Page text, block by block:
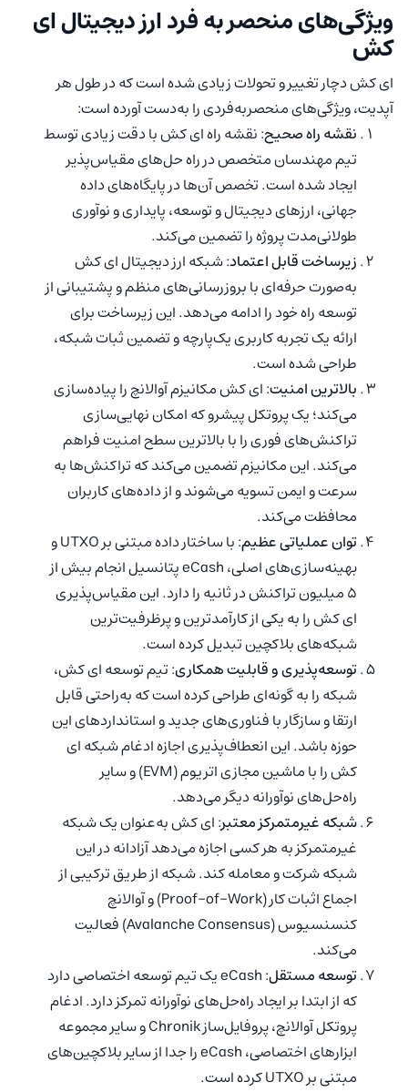
ویژگی‌های منحصر به فرد ارز دیجیتال ای
کش
ای کش دچار تغییر و تحولات زیادی شده است که در طول هر
آپدیت، ویژگی‌های منحصربه‌فردی را به‌دست آورده است:
نقشه راه صحیح: نقشه راه ای کش با دقت زیادی توسط
تیم مهندسان متخصص در راه حل‌های مقیاس‌پذیر
ایجاد شده است. تخصص آن‌ها در پایگاه‌های داده
جهانی، ارزهای دیجیتال و توسعه، پایداری و نوآوری
طولانی‌مدت پروژه را تضمین می‌کند.
زیرساخت قابل اعتماد: شبکه ارز دیجیتال ای کش
به‌صورت حرفه‌ای با بروزرسانی‌های منظم و پشتیبانی از
توسعه راه خود را ادامه می‌دهد. این زیرساخت برای
ارائه یک تجربه کاربری یک‌پارچه و تضمین ثبات شبکه،
طراحی شده است.
بالاترین امنیت: ای کش مکانیزم آوالانچ را پیاده‌سازی
می‌کند؛ یک پروتکل پیشرو که امکان نهایی‌سازی
تراکنش‌های فوری را با بالاترین سطح امنیت فراهم
می‌کند. این مکانیزم تضمین می‌کند که تراکنش‌ها به
سرعت و ایمن تسویه می‌شوند و از داده‌های کاربران
محافظت می‌کند.
توان عملیاتی عظیم
: با ساختار داده مبتنی بر UTXO و
بهینه‌سازی‌های اصلی، eCash پتانسیل انجام بیش از
۵ میلیون تراکنش در ثانیه را دارد. این مقیاس‌پذیری
ای کش را به یکی از کارآمدترین و پرظرفیت‌ترین
شبکه‌های بلاکچین تبدیل کرده است.
توسعه‌پذیری و قابلیت همکاری: تیم توسعه ای کش،
شبکه را به گونه‌ای طراحی کرده است که به‌راحتی قابل
ارتقا و سازگار با فناوری‌های جدید و استانداردهای این
حوزه باشد. این انعطاف‌پذیری اجازه ادغام شبکه ای
کش را با ماشین مجازی اتریوم (EVM) و سایر
راه‌حل‌های نوآورانه دیگر می‌دهد.
شبکه غیرمتمرکز معتبر: ای کش به‌عنوان یک شبکه
غیرمتمرکز به هر کسی اجازه می‌دهد آزادانه در این
شبکه شرکت و معامله کند. شبکه از طریق ترکیبی از
اجماع اثبات کار (Proof-of-Work) و آوالانچ
کنسنسیوس (Avalanche Consensus) فعالیت
می‌کند.
توسعه مستقل
: eCash یک تیم توسعه اختصاصی دارد
که از ابتدا بر ایجاد راه‌حل‌های نوآورانه تمرکز دارد. ادغام
پروتکل آوالانچ، پروفایل‌ساز Chronik و سایر مجموعه
ابزارهای اختصاصی، eCash را جدا از سایر بلاکچین‌های
مبتنی بر UTXO کرده است.